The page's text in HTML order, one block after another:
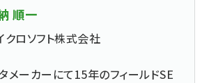
順一
クロソフト株式会社
メーカーにて15年のフィールドSE